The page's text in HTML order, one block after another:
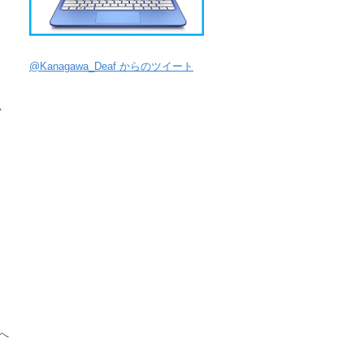
@Kanagawa_Deaf からのツイート